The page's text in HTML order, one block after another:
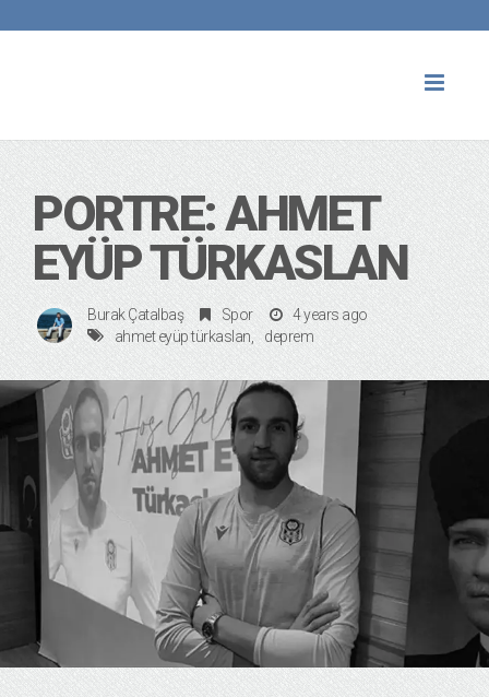
PORTRE: AHMET
EYÜP TÜRKASLAN
Burak Çatalbaş Spor
4 years ago
ahmet eyüp türkaslan
deprem